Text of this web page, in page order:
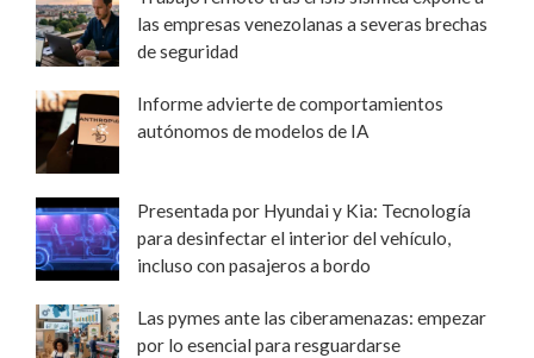
las empresas venezolanas a severas brechas
de seguridad
Informe advierte de comportamientos
autónomos de modelos de IA
Presentada por Hyundai y Kia: Tecnología
para desinfectar el interior del vehículo,
incluso con pasajeros a bordo
Las pymes ante las ciberamenazas: empezar
por lo esencial para resguardarse